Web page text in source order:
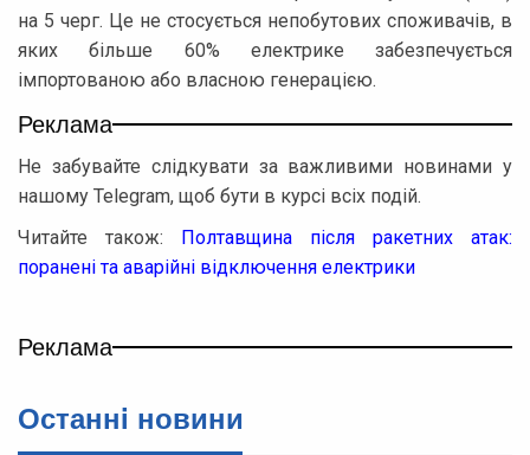
на 5 черг. Це не стосується непобутових споживачів, в
яких більше 60% електрике забезпечується
імпортованою або власною генерацією.
Реклама
Не забувайте слідкувати за важливими новинами у
нашому Telegram, щоб бути в курсі всіх подій.
Читайте також:
Полтавщина після ракетних атак:
поранені та аварійні відключення електрики
Реклама
Останнi новини